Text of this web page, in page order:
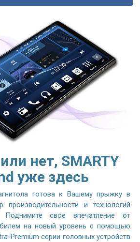
нет, SMARTY
уже здесь
готова к Вашему прыжку в
и технологий
Поднимите свое впечатление от
на новый уровень с помощью
Premium серии головных устройств